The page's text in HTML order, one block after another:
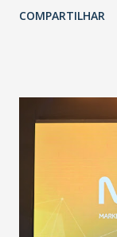
adotadas pelo
população
públicos e
epidemia
aumento de
de uma
contaminação
COMPARTILHAR